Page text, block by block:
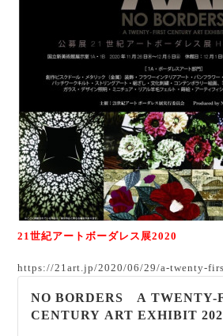
21世紀アートボーダレス展2020
https://21art.jp/2020/06/29/a-twenty-
NO BORDERS A TWENTY-
CENTURY ART EXHIBIT